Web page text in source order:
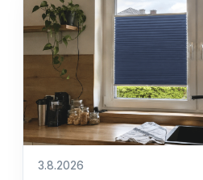
3.8.2026